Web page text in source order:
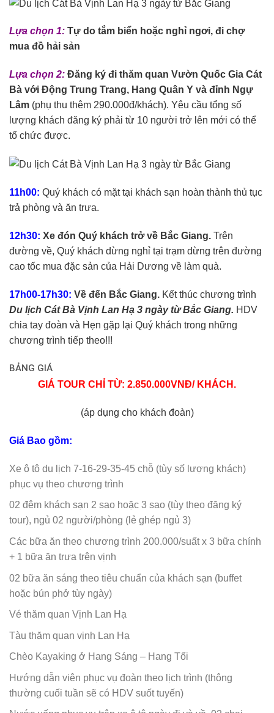
Lựa chọn 1: Tự do tắm biển hoặc nghỉ ngơi, đi chợ
mua đồ hải sản
Lựa chọn 2: Đăng ký đi thăm quan Vườn Quốc Gia Cát
Bà với Động Trung Trang, Hang Quân Y và đỉnh Ngự
Lâm (phụ thu thêm 290.000đ/khách). Yêu cầu tổng số
lượng khách đăng ký phải từ 10 người trở lên mới có thể
tổ chức được.
11h00: Quý khách có mặt tại khách sạn hoàn thành thủ tục
trả phòng và ăn trưa.
12h30: Xe đón Quý khách trở về Bắc Giang. Trên
đường về, Quý khách dừng nghỉ tại trạm dừng trên đường
cao tốc mua đặc sản của Hải Dương về làm quà.
17h00-17h30: Về đến Bắc Giang. Kết thúc chương trình
Du lịch Cát Bà Vịnh Lan Hạ 3 ngày từ Bắc Giang. HDV
chia tay đoàn và Hẹn gặp lại Quý khách trong những
chương trình tiếp theo!!!
BẢNG GIÁ
GIÁ TOUR CHỈ TỪ: 2.850.000VNĐ/ KHÁCH.
(áp dụng cho khách đoàn)
Giá Bao gồm:
Xe ô tô du lịch 7-16-29-35-45 chỗ (tùy số lượng khách)
phục vụ theo chương trình
02 đêm khách sạn 2 sao hoặc 3 sao (tùy theo đăng ký
tour), ngủ 02 người/phòng (lẻ ghép ngủ 3)
Các bữa ăn theo chương trình 200.000/suất x 3 bữa chính
+ 1 bữa ăn trưa trên vịnh
02 bữa ăn sáng theo tiêu chuẩn của khách sạn (buffet
hoặc bún phở tùy ngày)
Vé thăm quan Vịnh Lan Hạ
Tàu thăm quan vịnh Lan Hạ
Chèo Kayaking ở Hang Sáng – Hang Tối
Hướng dẫn viên phục vụ đoàn theo lịch trình (thông
thường cuối tuần sẽ có HDV suốt tuyến)